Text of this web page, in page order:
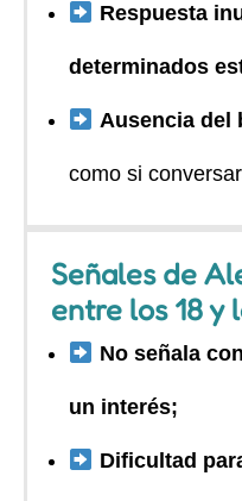
Respuesta
determinados
Ausencia del
como si
Señales de
entre los 18 y
No señala
un interés;
Dificultad